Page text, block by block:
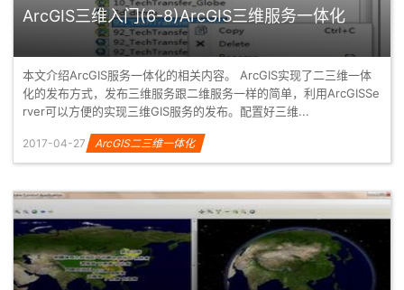
ArcGIS三维入门(6-8)ArcGIS三维服务一体化
本文介绍ArcGIS服务一体化的相关内容。 ArcGIS实现了二三维一体
化的发布方式，发布三维服务跟二维服务一样的简单，利用ArcGISSe
rver可以方便的实现三维GIS服务的发布。配置好三维...
2017-04-27 ArcGIS二三维一体化